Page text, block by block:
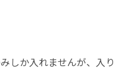
しか入れませんが、入り